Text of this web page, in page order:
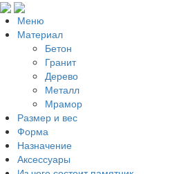
Меню
Материал
Бетон
Гранит
Дерево
Металл
Мрамор
Размер и вес
Форма
Назначение
Аксессуары